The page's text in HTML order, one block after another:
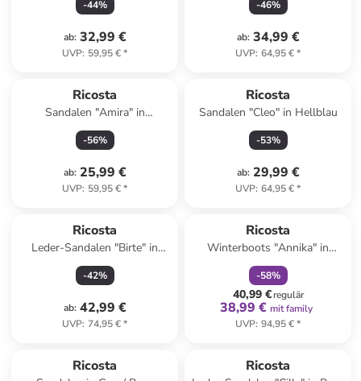
-44%
ab: 32,99 €
UVP: 59,95 €*
-46%
ab: 34,99 €
UVP: 64,95 €*
Ricosta
Sandalen "Amira" in
Dunkelblau
-56%
ab: 25,99 €
UVP: 59,95 €*
Ricosta
Sandalen "Cleo" in Hellblau
-53%
ab: 29,99 €
UVP: 64,95 €*
Ricosta
Leder-Sandalen "Birte" in
Gold
-42%
ab: 42,99 €
UVP: 74,95 €*
Ricosta
Winterboots "Annika" in
Dunkelblau/ Rosa
-58%
40,99 €regulär
38,99 € mit family
UVP: 94,95 €*
Ricosta Ricosta